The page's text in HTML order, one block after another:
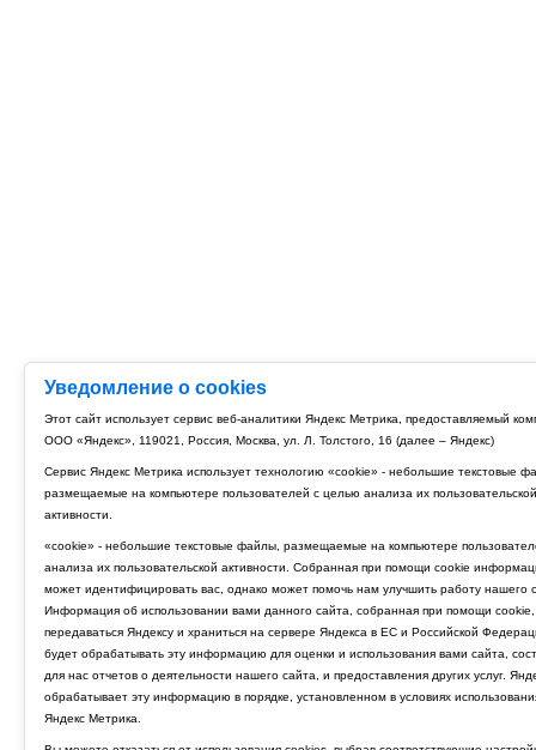
Уведомление о cookies
Этот сайт использует сервис веб-аналитики Яндекс Метрика, предоставляемый
ООО «Яндекс», 119021, Россия, Москва, ул. Л. Толстого, 16 (далее – Яндекс)
Сервис Яндекс Метрика использует технологию «cookie» - небольшие текстовые
размещаемые на компьютере пользователей с целью анализа их пользовательской
активности.
«cookie» - небольшие текстовые файлы, размещаемые на компьютере
анализа их пользовательской активности. Собранная при помощи cookie
может идентифицировать вас, однако может помочь нам улучшить работу нашего
Информация об использовании вами данного сайта, собранная при помощи cookie,
передаваться Яндексу и храниться на сервере Яндекса в ЕС и Российской
будет обрабатывать эту информацию для оценки и использования вами сайта,
для нас отчетов о деятельности нашего сайта, и предоставления других услуг.
обрабатывает эту информацию в порядке, установленном в условиях
Яндекс Метрика.